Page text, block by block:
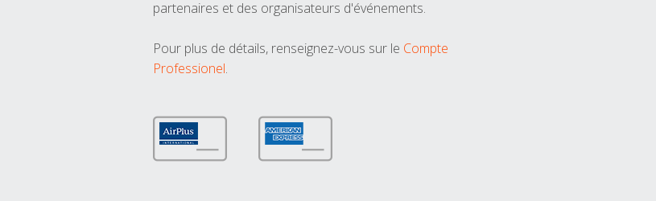
partenaires et des organisateurs d'événements.
Pour plus de détails, renseignez-vous sur le Compte
Professionel.